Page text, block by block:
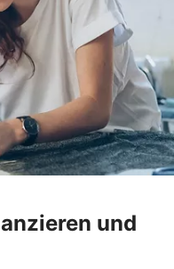
und